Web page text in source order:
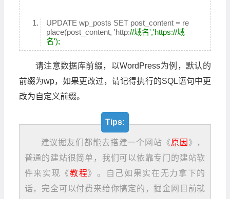
UPDATE wp_posts SET post_content = re
place(post_content, 'http://域名','https://域
名');
请注意数据库前缀，以WordPress为例，默认的
前缀为wp，如果更改过，请记得执行的SQL语句中更
改为自定义前缀。
Tips:
建议掘友们都能去搭建一个网站《原因 》，
普通的建站很简单，我们可以依靠专门的建站软
件来实现《教程》。自己如果实在无力拿下的
话，完全可以付费来给你搞定的，掘金网目前就